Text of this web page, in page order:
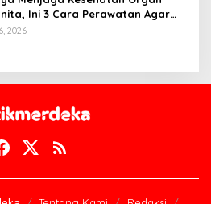
Ini 3 Cara Perawatan Agar
2026